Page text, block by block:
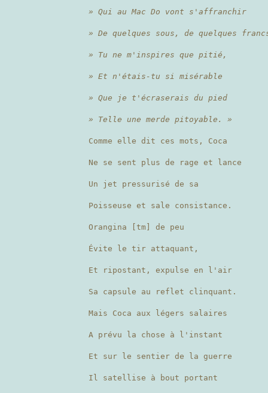
» Qui au Mac Do vont s'affranchir
» De quelques sous, de quelques
» Tu ne m'inspires que pitié,
» Et n'étais-tu si misérable
» Que je t'écraserais du pied
» Telle une merde pitoyable. »
Comme elle dit ces mots, Coca
Ne se sent plus de rage et lance
Un jet pressurisé de sa
Poisseuse et sale consistance.
Orangina [tm] de peu
Évite le tir attaquant,
Et ripostant, expulse en l'air
Sa capsule au reflet clinquant.
Mais Coca aux légers salaires
A prévu la chose à l'instant
Et sur le sentier de la guerre
Il satellise à bout portant